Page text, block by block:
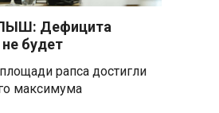
Дефицита
будет
рапса достигли
максимума